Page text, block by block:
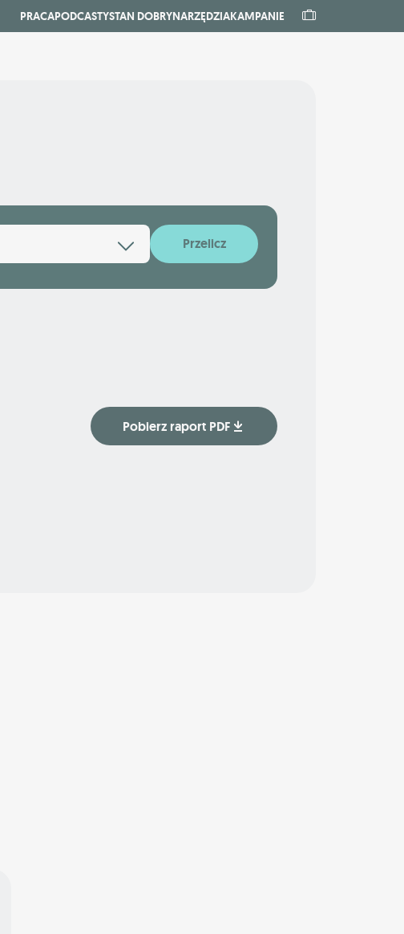
PRACAPODCASTYSTAN DOBRYNARZĘDZIAKAMPANIE
Przelicz
Pobierz raport PDF